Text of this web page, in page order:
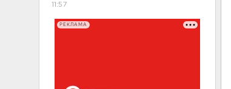
11:57
РЕКЛАМА